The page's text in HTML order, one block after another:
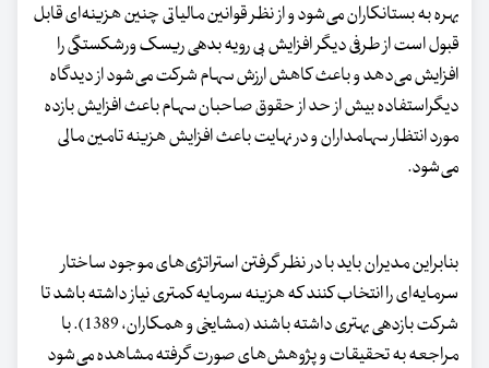
بهره به بستانکاران می‌شود و از نظر قوانین مالیاتی چنین هزینه‌ای قابل
قبول است از طرفی دیگر افزایش بی رویه بدهی ریسک ورشکستگی را
افزایش می‌دهد و باعث کاهش ارزش سهام شرکت می‌شود از دیدگاه
دیگراستفاده بیش از حد از حقوق صاحبان سهام باعث افزایش بازده
مورد انتظار سهامداران و در نهایت باعث افزایش هزینه تامین‌ مالی
می‌شود.
بنابراین مدیران باید با در نظر گرفتن استراتژی‌های موجود ساختار
سرمایه‌ای را انتخاب کنند که هزینه سرمایه کمتری نیاز داشته باشد تا
شرکت بازدهی بهتری داشته باشند (مشایخی و همکاران، 1389). با
مراجعه به تحقیقات و پژوهش‌های صورت‌ گرفته مشاهده می‌شود